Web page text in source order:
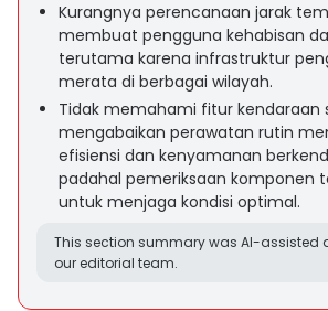
Kurangnya perencanaan jarak
membuat pengguna kehabisan
terutama karena infrastruktur
merata di berbagai wilayah.
Tidak memahami fitur kendaraan
mengabaikan perawatan rutin
efisiensi dan kenyamanan
padahal pemeriksaan komponen
untuk menjaga kondisi optimal.
This section summary was AI-assisted
our editorial team.